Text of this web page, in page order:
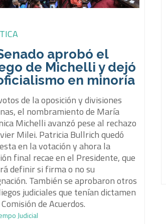
aprobó el
de Michelli y dejó
en minoría
de la oposición y divisiones
el nombramiento de María
Michelli avanzó pese al rechazo
Milei. Patricia Bullrich quedó
en la votación y ahora la
final recae en el Presidente, que
definir si firma o no su
También se aprobaron otros
judiciales que tenían dictamen
de Acuerdos.
Judicial